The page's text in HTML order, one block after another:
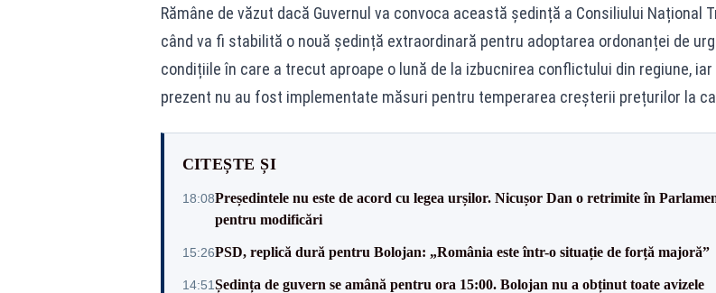
Rămâne de văzut dacă Guvernul va convoca această ședință a Consiliului Național
când va fi stabilită o nouă ședință extraordinară pentru adoptarea ordonanței de
condițiile în care a trecut aproape o lună de la izbucnirea conflictului din regiune, iar
prezent nu au fost implementate măsuri pentru temperarea creșterii prețurilor la
CITEȘTE ȘI
18:08Președintele nu este de acord cu legea urșilor. Nicușor Dan o retrimite în
pentru modificări
15:26PSD, replică dură pentru Bolojan: „România este într-o situație de forță majoră”
14:51Ședința de guvern se amână pentru ora 15:00. Bolojan nu a obținut toate avizele